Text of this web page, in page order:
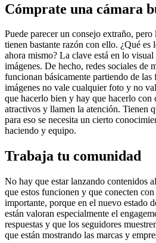
Cómprate una cámara
Puede parecer un consejo extraño,
tienen bastante razón con ello. ¿Qué es
ahora mismo? La clave está en lo
imágenes. De hecho, redes sociales de
funcionan básicamente partiendo de
imágenes no vale cualquier foto y no
que hacerlo bien y hay que hacerlo con
atractivos y llamen la atención. Tienen
para eso se necesita un cierto
haciendo y equipo.
Trabaja tu comunidad
No hay que estar lanzando contenidos
que estos funcionen y que conecten
importante, porque en el nuevo estado
están valoran especialmente el
respuestas y que los seguidores
que están mostrando las marcas y